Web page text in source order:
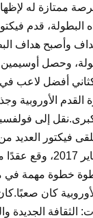
ممتازة له
البطولة، قدم
حيث سجل 10 أهداف وأصبح
وحصل
أفضل لاعب في
القدم الأوروبية
إلى
فيكتور
الأندية الأوروبية.
خطوة مهمة في
كان
الثقافة الجديدة